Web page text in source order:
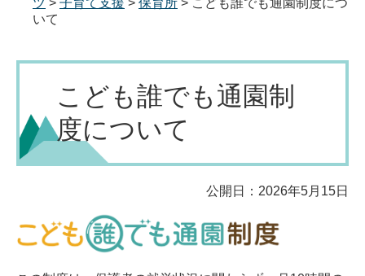
いて
こども誰でも通園制
度について
公開日：2026年5月15日